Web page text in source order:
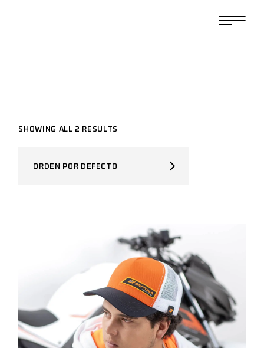
SHOWING ALL 2 RESULTS
ORDEN POR DEFECTO